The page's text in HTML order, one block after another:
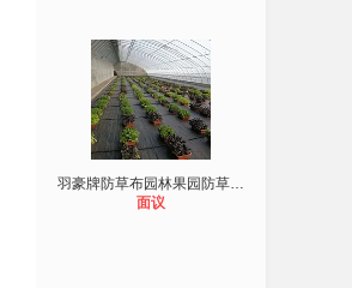
羽豪牌防草布园林果园防草布生产厂家
面议